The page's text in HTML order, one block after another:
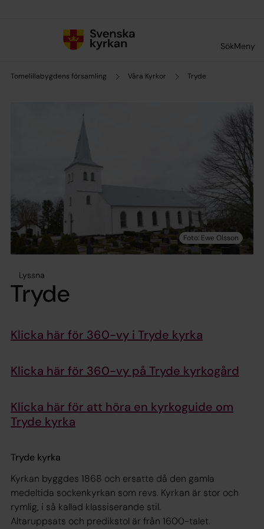
SökMeny
Tomelillabygdens församling Våra Kyrkor Tryde
Lyssna
Tryde
Klicka här för 360-vy i Tryde kyrka
Klicka här för 360-vy på Tryde kyrkogård
Klicka här för att höra en kyrkoguide om
Tryde kyrka
Tryde kyrka
Kyrkan byggdes 1868 och ersatte då den gamla
medeltida sockenkyrkan som revs. Kyrkan är stor och
rymlig, i så kallad klassiserande stil.
Altaruppsats och predikstol är från 1600-talet.